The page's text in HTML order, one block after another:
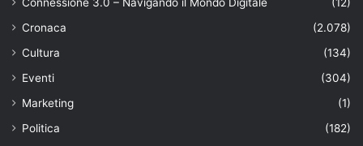
Connessione 3.0 – Navigando il Mondo Digitale
(12)
Cronaca
(2.078)
Cultura
(134)
Eventi
(304)
Marketing
(1)
Politica
(182)